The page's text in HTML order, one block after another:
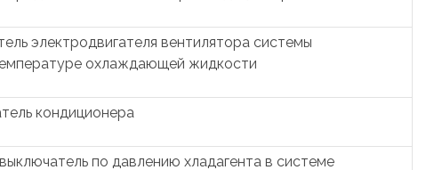
электродвигателя вентилятора системы
охлаждающей жидкости
кондиционера
по давлению хладагента в системе